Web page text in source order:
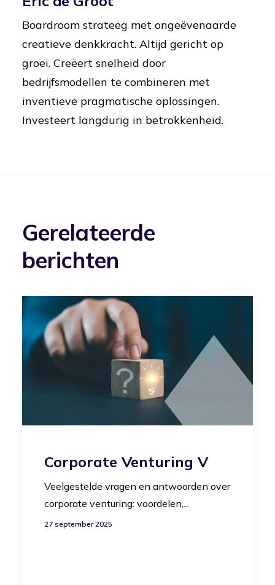
Boardroom strateeg met ongeëvenaarde
creatieve denkkracht. Altijd gericht op
groei. Creëert snelheid door
bedrijfsmodellen te combineren met
inventieve pragmatische oplossingen.
Investeert langdurig in betrokkenheid.
Gerelateerde
berichten
Corporate Venturing V
Veelgestelde vragen en antwoorden over
corporate venturing: voordelen,...
27 september 2025